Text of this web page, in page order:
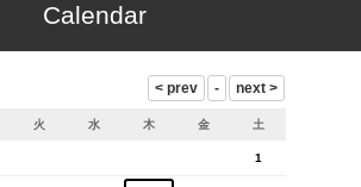
Calendar
火 水 木 金 土
1